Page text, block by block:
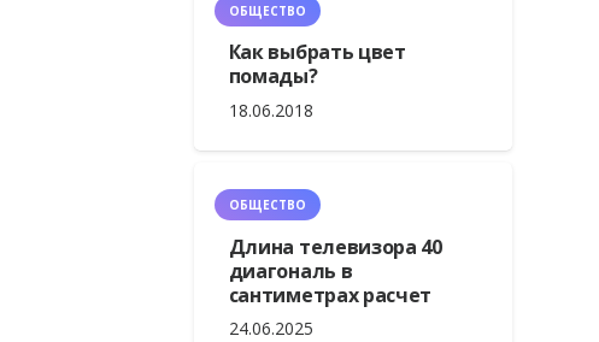
ОБЩЕСТВО
Как выбрать цвет
помады?
18.06.2018
ОБЩЕСТВО
Длина телевизора 40
диагональ в
сантиметрах расчет
24.06.2025